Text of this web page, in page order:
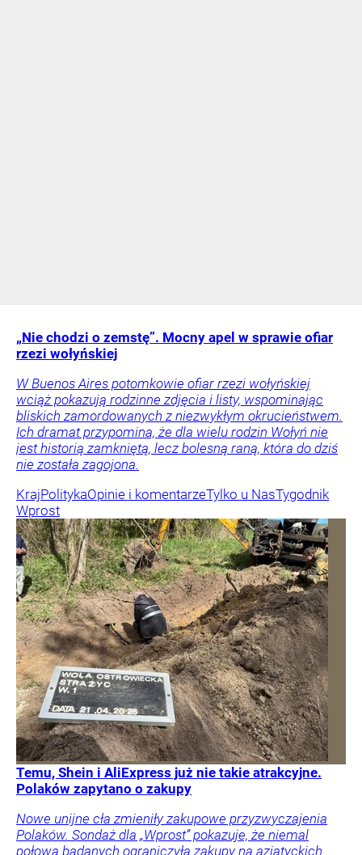
„Nie chodzi o zemstę”. Mocny apel w sprawie ofiar
rzezi wołyńskiej
W Buenos Aires potomkowie ofiar rzezi wołyńskiej
wciąż pokazują rodzinne zdjęcia i listy, wspominając
bliskich zamordowanych z niezwykłym okrucieństwem.
Ich dramat przypomina, że dla wielu rodzin Wołyń nie
jest historią zamkniętą, lecz bolesną raną, która do dziś
nie została zagojona.
KrajPolitykaOpinie i komentarzeTylko u NasTygodnik
Wprost
Temu, Shein i AliExpress już nie takie atrakcyjne.
Polaków zapytano o zakupy
Nowe unijne cła zmieniły zakupowe przyzwyczajenia
Polaków. Sondaż dla „Wprost” pokazuje, że niemal
połowa badanych ograniczyła zakupy na azjatyckich